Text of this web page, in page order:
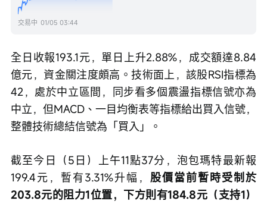
交易中 01/05 03:44
全日收報193.1元，單日上升2.88%，成交額達8.84
億元，資金關注度頗高。技術面上，該股RSI指標為
42，處於中立區間，同步看多個震盪指標信號亦為
中立，但MACD、一目均衡表等指標給出買入信號，
整體技術總結信號為「買入」。
截至今日（5日）上午11點37分，泡包瑪特最新報
199.4元，暫有3.31%升幅， 股價當前暫時受制於
203.8元的阻力1位置，下方則有184.8元（支持1）